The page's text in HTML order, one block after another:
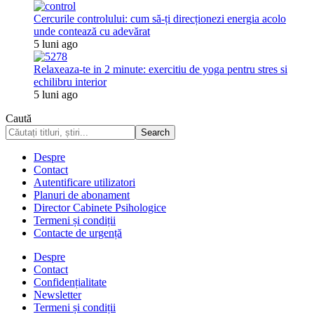
Cercurile controlului: cum să-ți direcționezi energia acolo
unde contează cu adevărat
5 luni ago
Relaxeaza-te in 2 minute: exercitiu de yoga pentru stres si
echilibru interior
5 luni ago
Caută
Despre
Contact
Autentificare utilizatori
Planuri de abonament
Director Cabinete Psihologice
Termeni și condiții
Contacte de urgență
Despre
Contact
Confidențialitate
Newsletter
Termeni și condiții